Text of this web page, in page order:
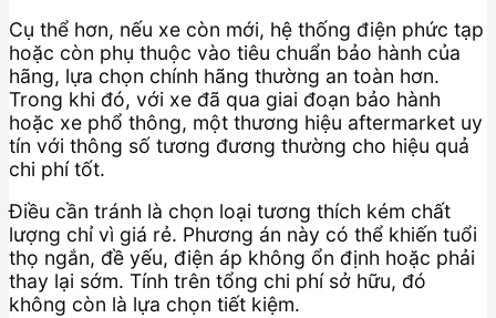
Cụ thể hơn, nếu xe còn mới, hệ thống điện phức tạp
hoặc còn phụ thuộc vào tiêu chuẩn bảo hành của
hãng, lựa chọn chính hãng thường an toàn hơn.
Trong khi đó, với xe đã qua giai đoạn bảo hành
hoặc xe phổ thông, một thương hiệu aftermarket uy
tín với thông số tương đương thường cho hiệu quả
chi phí tốt.
Điều cần tránh là chọn loại tương thích kém chất
lượng chỉ vì giá rẻ. Phương án này có thể khiến tuổi
thọ ngắn, đề yếu, điện áp không ổn định hoặc phải
thay lại sớm. Tính trên tổng chi phí sở hữu, đó
không còn là lựa chọn tiết kiệm.